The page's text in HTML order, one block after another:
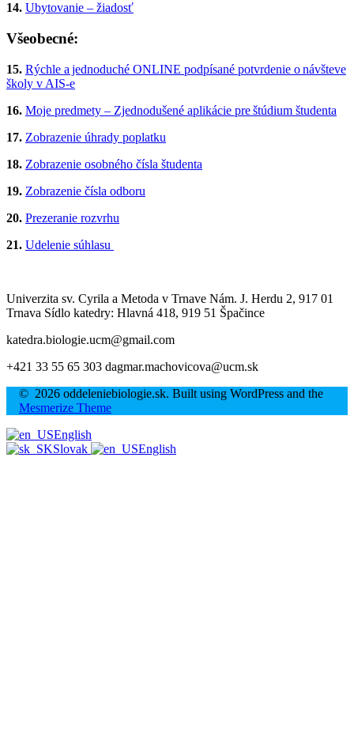
14. Ubytovanie – žiadosť
Všeobecné:
15. Rýchle a jednoduché ONLINE podpísané potvrdenie o návšteve
školy v AIS-e
16. Moje predmety – Zjednodušené aplikácie pre štúdium študenta
17. Zobrazenie úhrady poplatku
18. Zobrazenie osobného čísla študenta
19. Zobrazenie čísla odboru
20. Prezeranie rozvrhu
21. Udelenie súhlasu
Univerzita sv. Cyrila a Metoda v Trnave Nám. J. Herdu 2, 917 01
Trnava Sídlo katedry: Hlavná 418, 919 51 Špačince
katedra.biologie.ucm@gmail.com
+421 33 55 65 303 dagmar.machovicova@ucm.sk
© 2026 oddeleniebiologie.sk. Built using WordPress and the
Mesmerize Theme
English
Slovak
English